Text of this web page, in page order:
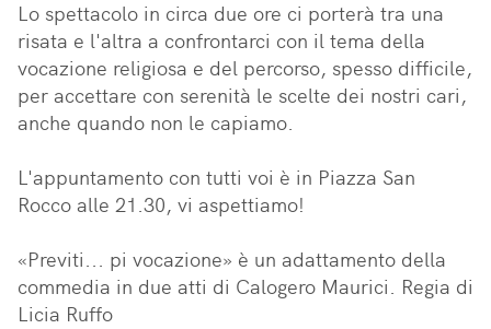
Lo spettacolo in circa due ore ci porterà tra una
risata e l'altra a confrontarci con il tema della
vocazione religiosa e del percorso, spesso difficile,
per accettare con serenità le scelte dei nostri cari,
anche quando non le capiamo.
L'appuntamento con tutti voi è in Piazza San
Rocco alle 21.30, vi aspettiamo!
«Previti... pi vocazione» è un adattamento della
commedia in due atti di Calogero Maurici. Regia di
Licia Ruffo